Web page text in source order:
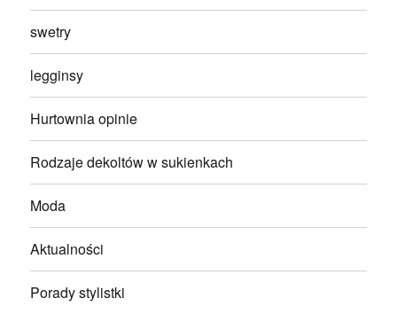
swetry
legginsy
Hurtownia opinie
Rodzaje dekoltów w sukienkach
Moda
Aktualności
Porady stylistki